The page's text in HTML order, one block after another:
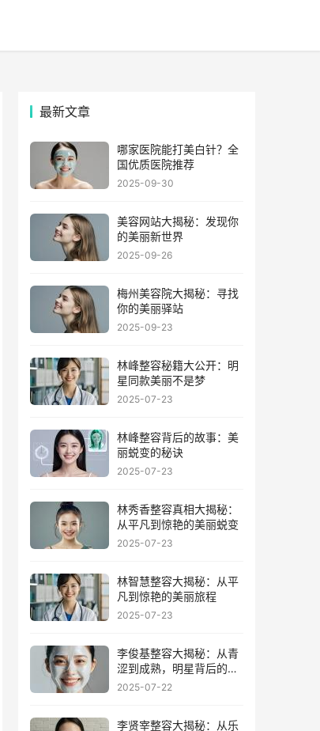
最新文章
哪家医院能打美白针？全
国优质医院推荐
2025-09-30
美容网站大揭秘：发现你
的美丽新世界
2025-09-26
梅州美容院大揭秘：寻找
你的美丽驿站
2025-09-23
林峰整容秘籍大公开：明
星同款美丽不是梦
2025-07-23
林峰整容背后的故事：美
丽蜕变的秘诀
2025-07-23
林秀香整容真相大揭秘：
从平凡到惊艳的美丽蜕变
2025-07-23
林智慧整容大揭秘：从平
凡到惊艳的美丽旅程
2025-07-23
李俊基整容大揭秘：从青
涩到成熟，明星背后的美
丽秘密
2025-07-22
李贤宰整容大揭秘：从乐